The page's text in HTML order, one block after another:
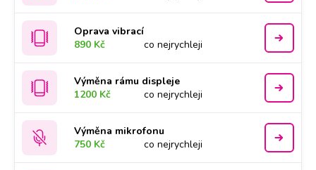
Oprava vibrací
890 Kč
co nejrychleji
Výměna rámu displeje
1200 Kč
co nejrychleji
Výměna mikrofonu
750 Kč
co nejrychleji